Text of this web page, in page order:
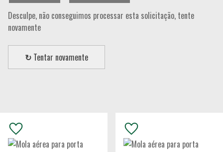
Desculpe, não conseguimos processar esta solicitação, tente
novamente
↻ Tentar novamente